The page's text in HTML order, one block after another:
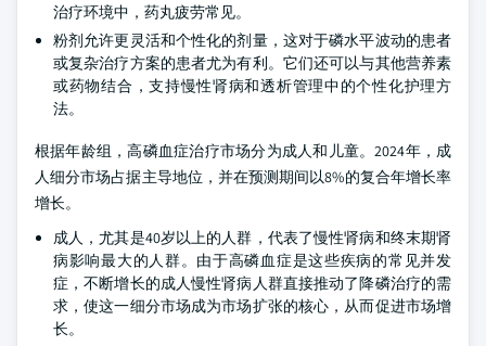
治疗环境中，药丸疲劳常见。
粉剂允许更灵活和个性化的剂量，这对于磷水平波动的患者
或复杂治疗方案的患者尤为有利。它们还可以与其他营养素
或药物结合，支持慢性肾病和透析管理中的个性化护理方
法。
根据年龄组，高磷血症治疗市场分为成人和儿童。2024年，成
人细分市场占据主导地位，并在预测期间以8%的复合年增长率
增长。
成人，尤其是40岁以上的人群，代表了慢性肾病和终末期肾
病影响最大的人群。由于高磷血症是这些疾病的常见并发
症，不断增长的成人慢性肾病人群直接推动了降磷治疗的需
求，使这一细分市场成为市场扩张的核心，从而促进市场增
长。